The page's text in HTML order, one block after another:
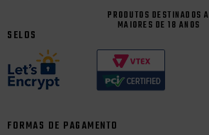
PRODUTOS DESTINADOS A
MAIORES DE 18 ANOS
SELOS
FORMAS DE PAGAMENTO